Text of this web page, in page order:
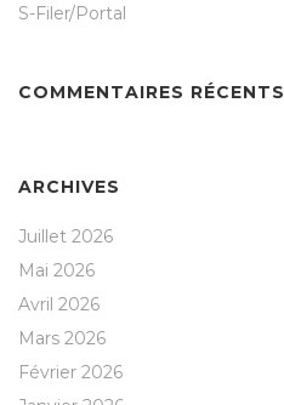
S-Filer/Portal
COMMENTAIRES RÉCENTS
ARCHIVES
Juillet 2026
Mai 2026
Avril 2026
Mars 2026
Février 2026